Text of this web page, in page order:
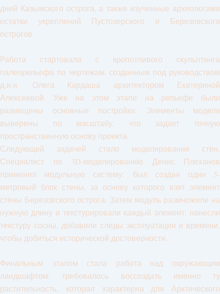
дней Казымского острога, а также изученные археологами
остатки укреплений Пустозерского и Березовского
острогов.
Работа стартовала с кропотливого скульптинга
палеорельефа по чертежам, созданным под руководством
д.и.н. Олега Кардаша архитектором Екатериной
Алексеевой. Уже на этом этапе на рельефе были
размещены основные постройки. Элементы модели
выверены по масштабу, что задает точную
пространственную основу проекта.
Следующей задачей стало моделирование стен.
Специалист по 3D-моделированию Денис Плеханов
применил модульную систему: был создан один 5-
метровый блок стены, за основу которого взят элемент
стены Березовского острога. Затем модуль размножили на
нужную длину и текстурировали каждый элемент: нанесли
текстуру сосны, добавили следы эксплуатации и времени,
чтобы добиться исторической достоверности.
Финальным этапом стала работа над окружающим
ландшафтом: требовалось воссоздать именно ту
растительность, которая характерна для Арктического